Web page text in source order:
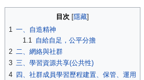
目次
1 一、自造精神
1.1
自給自足，公平分擔
2 二、網絡與社群
3 三、學習資源共享(公共性)
4 四、社群成員學習歷程建置、保管、運用